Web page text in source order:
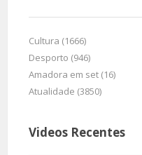
Cultura (1666)
Desporto (946)
Amadora em set (16)
Atualidade (3850)
Videos Recentes